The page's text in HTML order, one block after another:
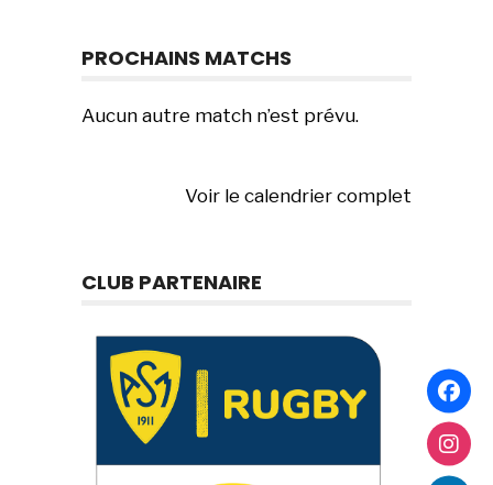
PROCHAINS MATCHS
Aucun autre match n’est prévu.
Voir le calendrier complet
CLUB PARTENAIRE